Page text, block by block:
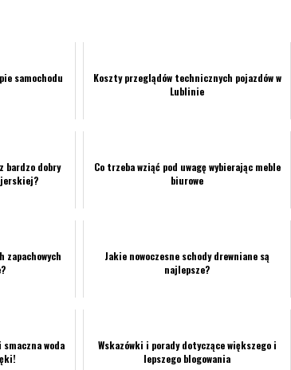
samochodu
Koszty przeglądów technicznych pojazdów w
Lublinie
bardzo dobry
Co trzeba wziąć pod uwagę wybierając meble
biurowe
zapachowych
Jakie nowoczesne schody drewniane są
najlepsze?
woda
Wskazówki i porady dotyczące większego i
lepszego blogowania